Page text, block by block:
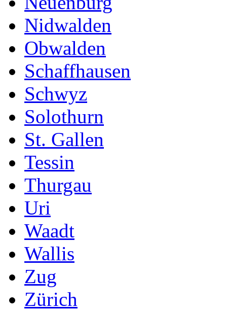
Nidwalden
Obwalden
Schaffhausen
Schwyz
Solothurn
St. Gallen
Tessin
Thurgau
Uri
Waadt
Wallis
Zug
Zürich